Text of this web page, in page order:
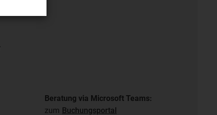
Beratung via Microsoft Teams:
zum Buchungsportal